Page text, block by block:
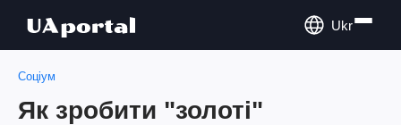
Ukr
Соціум
Як зробити "золоті"